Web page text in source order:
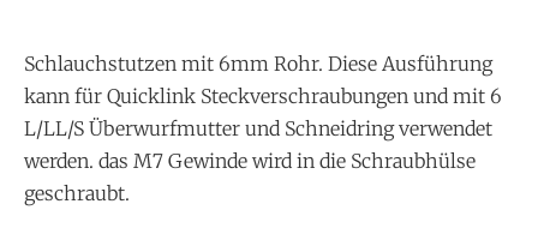
Schlauchstutzen mit 6mm Rohr. Diese Ausführung
kann für Quicklink Steckverschraubungen und mit 6
L/LL/S Überwurfmutter und Schneidring verwendet
werden. das M7 Gewinde wird in die Schraubhülse
geschraubt.